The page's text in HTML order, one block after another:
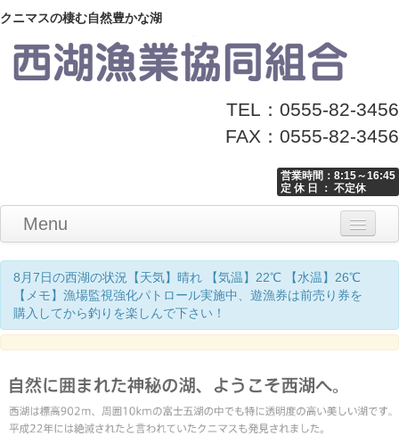
クニマスの棲む自然豊かな湖
TEL：0555-82-3456
FAX：0555-82-3456
営業時間：8:15～16:45
定 休 日 ： 不定休
Menu
Home
釣り情報
マナーとお願い
クニマス展示館
漁協からのお知らせ
お問い合わせ
8月7日の西湖の状況【天気】晴れ 【気温】22℃ 【水温】26℃
【メモ】漁場監視強化パトロール実施中、遊漁券は前売り券を
購入してから釣りを楽しんで下さい！